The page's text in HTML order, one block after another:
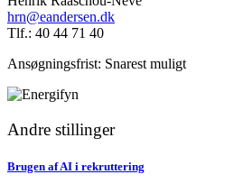
hrn@eandersen.dk
Tlf.: 40 44 71 40
Ansøgningsfrist: Snarest muligt
Andre stillinger
Brugen af AI i rekruttering